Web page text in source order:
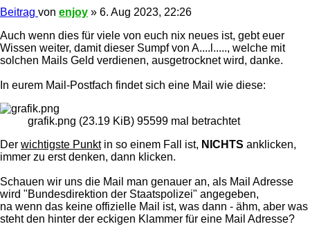
Beitrag von enjoy » 6. Aug 2023, 22:26
Auch wenn dies für viele von euch nix neues ist, gebt euer
Wissen weiter, damit dieser Sumpf von A....l....., welche mit
solchen Mails Geld verdienen, ausgetrocknet wird, danke.
In eurem Mail-Postfach findet sich eine Mail wie diese:
grafik.png (23.19 KiB) 95599 mal betrachtet
Der wichtigste Punktin so einem Fall ist, NICHTS anklicken,
immer zu erst denken, dann klicken.
Schauen wir uns die Mail man genauer an, als Mail Adresse
wird "Bundesdirektion der Staatspolizei" angegeben,
na wenn das keine offizielle Mail ist, was dann - ähm, aber was
steht den hinter der eckigen Klammer für eine Mail Adresse?